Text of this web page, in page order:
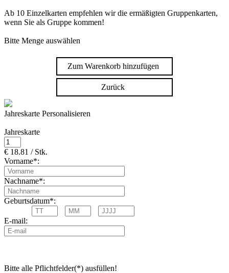
Ab 10 Einzelkarten empfehlen wir die ermäßigten Gruppenkarten,
wenn Sie als Gruppe kommen!
Bitte Menge auswählen
Zum Warenkorb hinzufügen
Zurück
Jahreskarte Personalisieren
Jahreskarte
€ 18.81 / Stk.
Vorname*:
Nachname*:
Geburtsdatum*:
E-mail:
Bitte alle Pflichtfelder(*) ausfüllen!